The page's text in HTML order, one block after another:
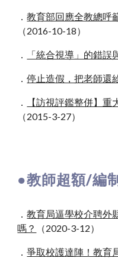
．教育部回應全教總呼
（2016-10-18）
． 「統合視導」的錯誤
．停止造假，把老師還
．
【訪視評鑑整併】重
（2015-3-27）
●教師超額/編
．教育局逼學校介聘外
嗎？
（2020-3-12）
．爭取校護達陣！教育